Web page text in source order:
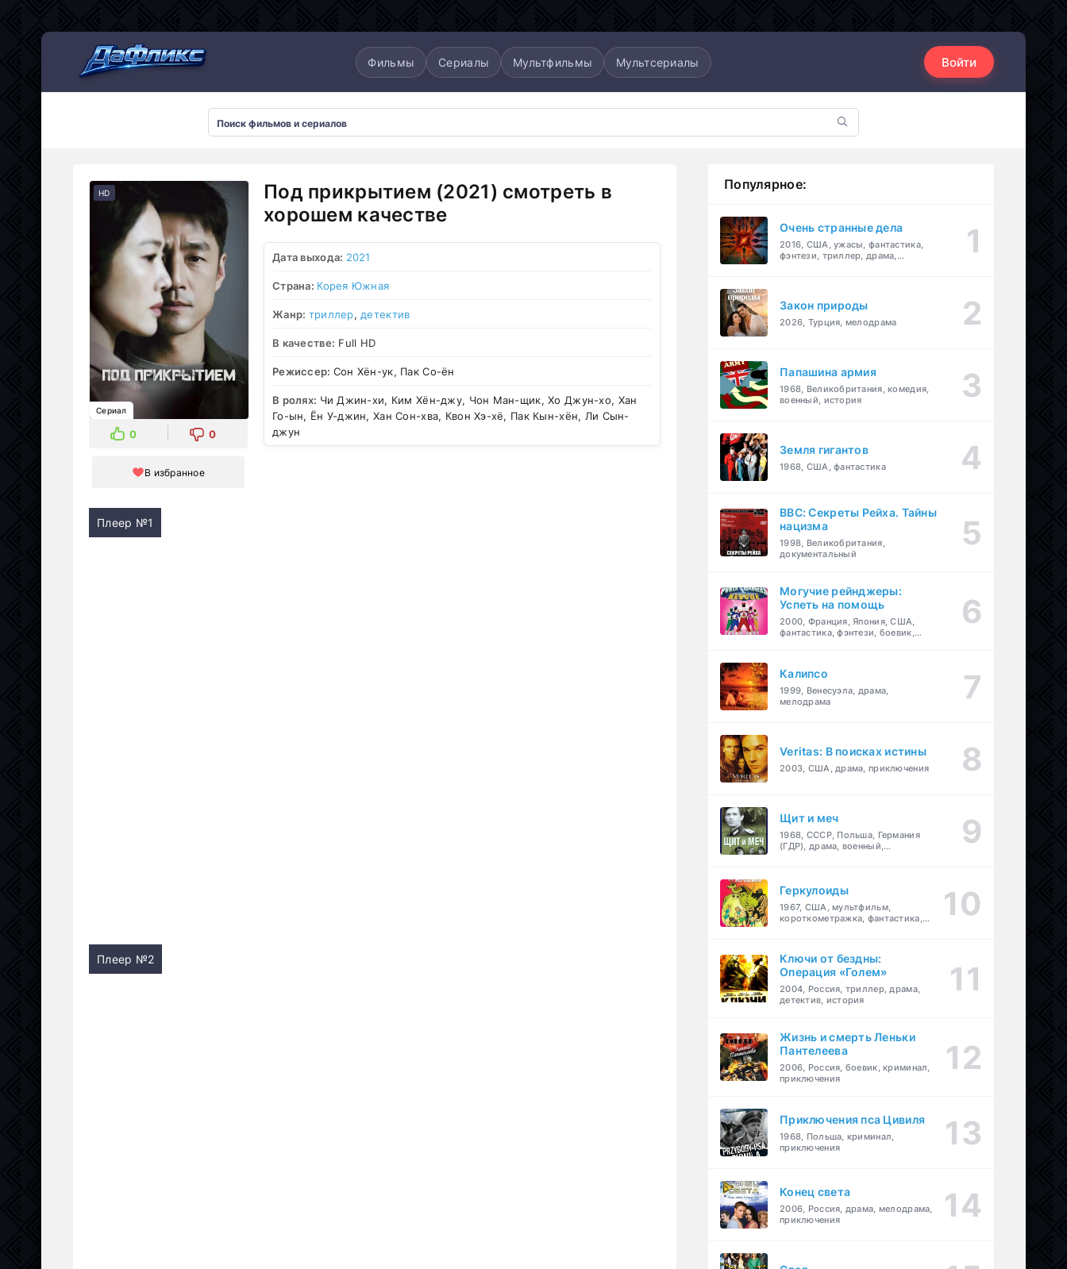
Фильмы Сериалы Мультфильмы Мультсериалы Войти
HD
Сериал
0 0
В избранное
Под прикрытием (2021) смотреть в
хорошем качестве
Дата выхода: 2021
Страна: Корея Южная
Жанр: триллер, детектив
В качестве: Full HD
Режиссер: Сон Хён-ук, Пак Со-ён
В ролях: Чи Джин-хи, Ким Хён-джу, Чон Ман-щик, Хо Джун-хо, Хан
Го-ын, Ён У-джин, Хан Сон-хва, Квон Хэ-хё, Пак Кын-хён, Ли Сын-
джун
Плеер №1
Плеер №2
Популярное:
Очень странные дела
2016, США, ужасы, фантастика,
фэнтези, триллер, драма,
Закон природы
2026, Турция, мелодрама
Папашина армия
1968, Великобритания, комедия,
военный, история
Земля гигантов
1968, США, фантастика
BBC: Секреты Рейха. Тайны
нацизма
1998, Великобритания,
документальный
Могучие рейнджеры:
Успеть на помощь
2000, Франция, Япония, США,
фантастика, фэнтези, боевик,
Калипсо
1999, Венесуэла, драма,
мелодрама
Veritas: В поисках истины
2003, США, драма, приключения
Щит и меч
1968, СССР, Польша, Германия
(ГДР), драма, военный,
Геркулоиды
1967, США, мультфильм,
короткометражка, фантастика,
Ключи от бездны:
Операция «Голем»
2004, Россия, триллер, драма,
детектив, история
Жизнь и смерть Леньки
Пантелеева
2006, Россия, боевик, криминал,
приключения
Приключения пса Цивиля
1968, Польша, криминал,
приключения
Конец света
2006, Россия, драма, мелодрама,
приключения
Мультсериалы